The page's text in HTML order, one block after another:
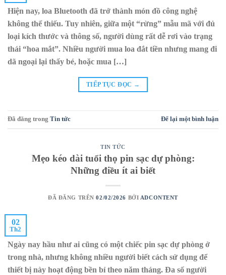
Hiện nay, loa Bluetooth đã trở thành món đồ công nghệ
không thể thiếu. Tuy nhiên, giữa một “rừng” mẫu mã với đủ
loại kích thước và thông số, người dùng rất dễ rơi vào trạng
thái “hoa mắt”. Nhiều người mua loa đắt tiền nhưng mang đi
dã ngoại lại thấy bé, hoặc mua […]
TIẾP TỤC ĐỌC →
Đã đăng trong Tin tức Để lại một bình luận
TIN TỨC
Mẹo kéo dài tuổi thọ pin sạc dự phòng:
Những điều ít ai biết
ĐÃ ĐĂNG TRÊN02/02/2026 BỞI ADCONTENT
02
Th2
Ngày nay hầu như ai cũng có một chiếc pin sạc dự phòng ở
trong nhà, nhưng không nhiều người biết cách sử dụng để
thiết bị này hoạt động bền bỉ theo năm tháng. Đa số người